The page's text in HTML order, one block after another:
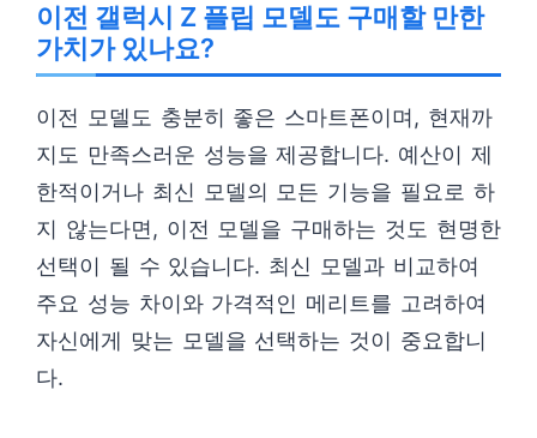
이전 갤럭시 Z 플립 모델도 구매할 만한
가치가 있나요?
이전 모델도 충분히 좋은 스마트폰이며, 현재까
지도 만족스러운 성능을 제공합니다. 예산이 제
한적이거나 최신 모델의 모든 기능을 필요로 하
지 않는다면, 이전 모델을 구매하는 것도 현명한
선택이 될 수 있습니다. 최신 모델과 비교하여
주요 성능 차이와 가격적인 메리트를 고려하여
자신에게 맞는 모델을 선택하는 것이 중요합니
다.